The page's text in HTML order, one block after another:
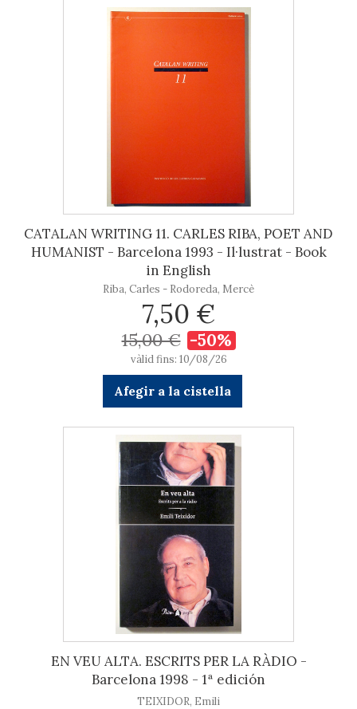
CATALAN WRITING 11. CARLES RIBA, POET AND
HUMANIST - Barcelona 1993 - Il·lustrat - Book
in English
Riba, Carles - Rodoreda, Mercè
7,50 €
15,00 € -50%
vàlid fins: 10/08/26
Afegir a la cistella
EN VEU ALTA. ESCRITS PER LA RÀDIO -
Barcelona 1998 - 1ª edición
TEIXIDOR, Emili